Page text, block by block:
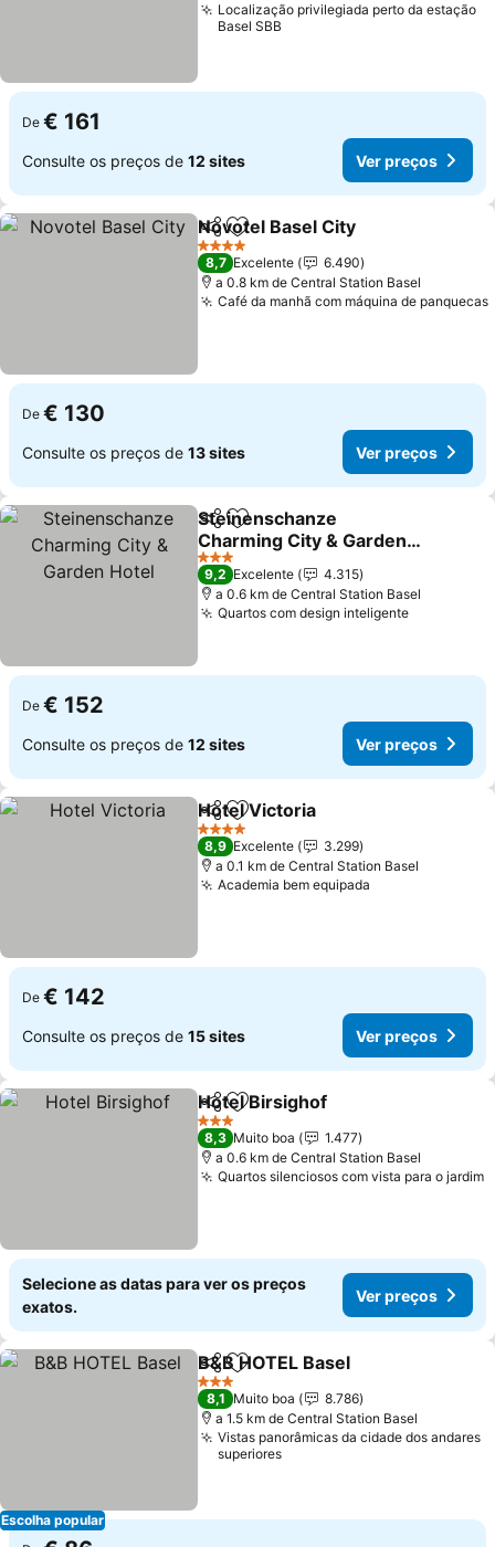
Localização privilegiada perto da estação
Basel SBB
De € 161
Consulte os preços de 12 sites Ver preços
PartilharAdicionar aos favoritos
Novotel Basel City
4 Estrelas
8,7 Excelente
6.490
a 0.8 km de Central Station Basel
Café da manhã com máquina de panquecas
De € 130
Consulte os preços de 13 sites Ver preços
PartilharAdicionar aos favoritos
Steinenschanze
Charming City & Garden
Hotel
3 Estrelas
9,2 Excelente
4.315
a 0.6 km de Central Station Basel
Quartos com design inteligente
De € 152
Consulte os preços de 12 sites Ver preços
PartilharAdicionar aos favoritos
Hotel Victoria
4 Estrelas
8,9 Excelente
3.299
a 0.1 km de Central Station Basel
Academia bem equipada
De € 142
Consulte os preços de 15 sites Ver preços
PartilharAdicionar aos favoritos
Hotel Birsighof
3 Estrelas
8,3 Muito boa
1.477
a 0.6 km de Central Station Basel
Quartos silenciosos com vista para o jardim
Selecione as datas para ver os preços
exatos.
Ver preços
Escolha popular
PartilharAdicionar aos favoritos
B&B HOTEL Basel
3 Estrelas
8,1 Muito boa
8.786
a 1.5 km de Central Station Basel
Vistas panorâmicas da cidade dos andares
superiores